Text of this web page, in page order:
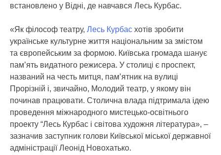
встановлено у Відні, де навчався Лесь Курбас.
«Як філософ театру, Лесь Курбас хотів зробити
українське культурне життя національним за змістом
та європейським за формою. Київська громада шанує
пам’ять видатного режисера. У столиці є проспект,
названий на честь митця, пам’ятник на вулиці
Прорізній і, звичайно, Молодий театр, у якому він
починав працювати. Столична влада підтримала ідею
проведення міжнародного мистецько-освітнього
проекту “Лесь Курбас і світова художня література», –
зазначив заступник голови Київської міської державної
адміністрації Леонід Новохатько.